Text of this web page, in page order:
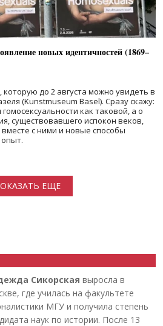
новых идентичностей (1869–
до 2 августа можно увидеть в
(Kunstmuseum Basel). Сразу скажу:
как таковой, а о
существовавшего испокон веков,
с ними и новые способы
ЕЩЕ
Сикорская выросла в
где училась на факультете
МГУ и получила степень
наук по истории. После 13